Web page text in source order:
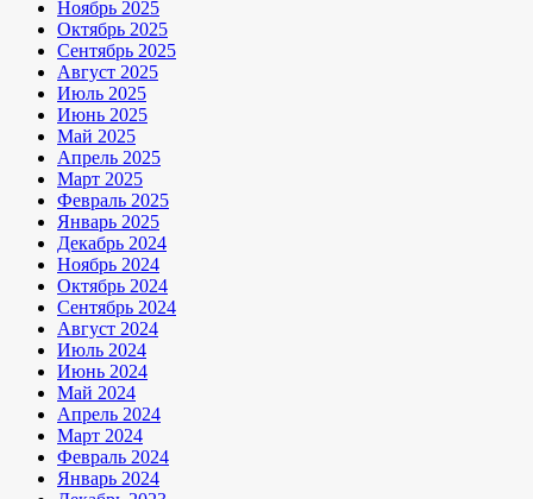
Ноябрь 2025
Октябрь 2025
Сентябрь 2025
Август 2025
Июль 2025
Июнь 2025
Май 2025
Апрель 2025
Март 2025
Февраль 2025
Январь 2025
Декабрь 2024
Ноябрь 2024
Октябрь 2024
Сентябрь 2024
Август 2024
Июль 2024
Июнь 2024
Май 2024
Апрель 2024
Март 2024
Февраль 2024
Январь 2024